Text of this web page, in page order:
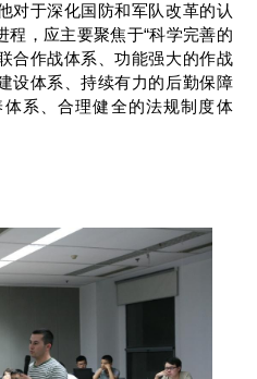
对于深化国防和军队改革的认
程，应主要聚焦于“科学完善的
合作战体系、功能强大的作战
设体系、持续有力的后勤保障
系、合理健全的法规制度体